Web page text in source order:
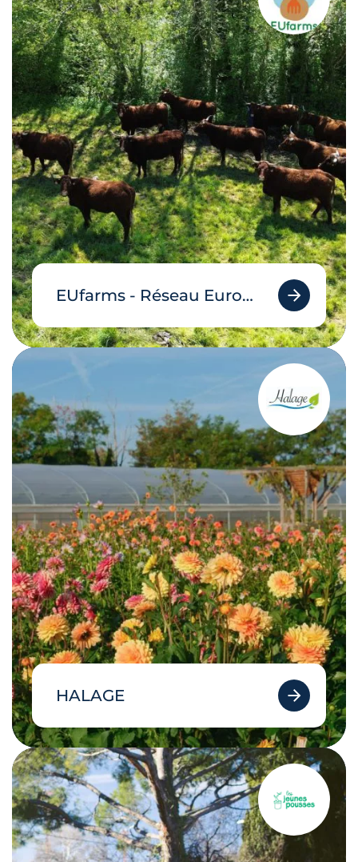
EUfarms - Réseau Européen des Fermes en Agroécologie Certifiées Agriculture Biologique
HALAGE